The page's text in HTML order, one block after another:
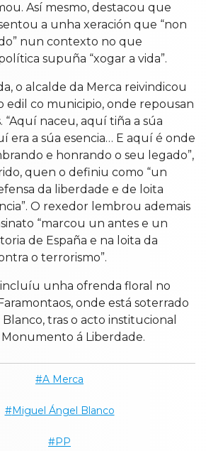
Así mesmo, destacou que
a unha xeración que “non
nun contexto no que
supuña “xogar a vida”.
o alcalde da Merca reivindicou
edil co municipio, onde repousan
“Aquí naceu, aquí tiña a súa
era a súa esencia… E aquí é onde
e honrando o seu legado”,
quen o definiu como “un
da liberdade e de loita
O rexedor lembrou ademais
“marcou un antes e un
de España e na loita da
o terrorismo”.
unha ofrenda floral no
onde está soterrado
tras o acto institucional
á Liberdade.
A Merca
Miguel Ángel Blanco
PP